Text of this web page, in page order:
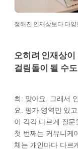
정해진 인재상보다 다
오히려 인재상
걸림돌이 될 수
최: 맞아요. 그래서
요. 평가 영역만 있
이 각각 다르게 질
첫 번째는 커뮤니케
체는 개인마다 다르